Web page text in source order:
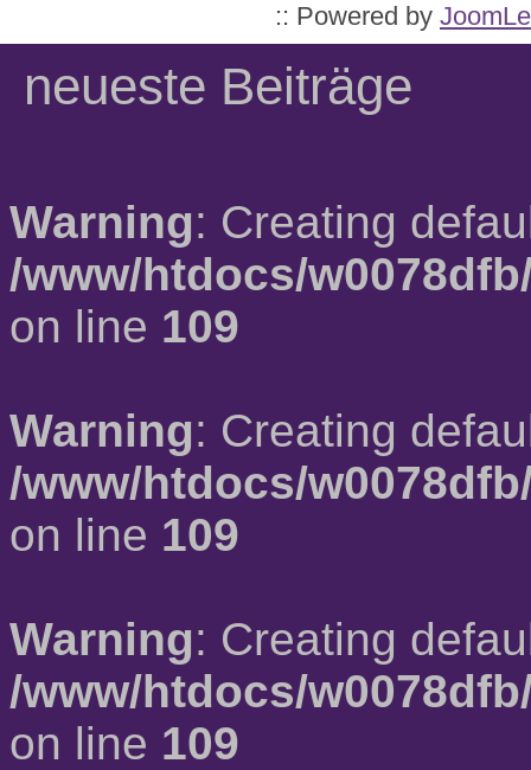
:: Powered by
neueste Beiträge
Warning: Creating
/www/htdocs/
on line 109
Warning: Creating
/www/htdocs/
on line 109
Warning: Creating
/www/htdocs/
on line 109